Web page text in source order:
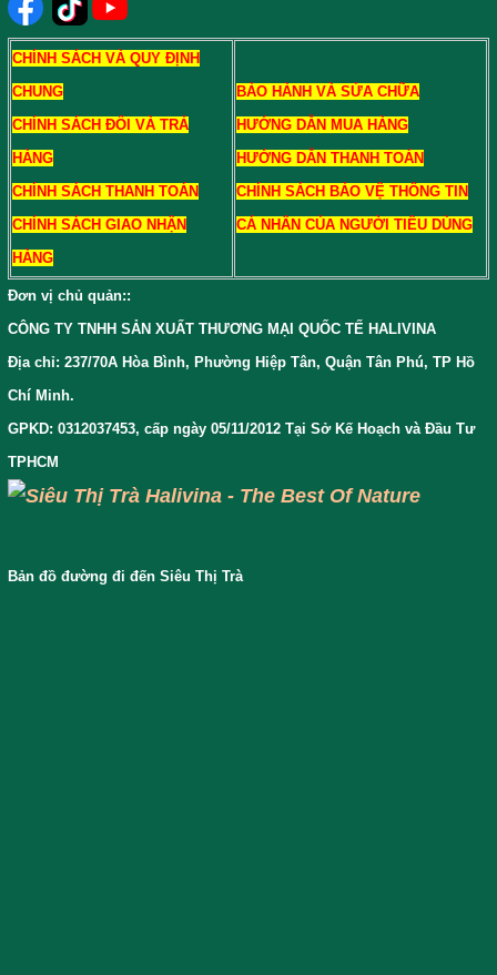
CHÍNH SÁCH VÀ QUY ĐỊNH
CHUNG
CHÍNH SÁCH ĐỔI VÀ TRẢ
HÀNG
CHÍNH SÁCH THANH TOÁN
CHÍNH SÁCH GIAO NHẬN
HÀNG
BẢO HÀNH VÀ SỬA CHỮA
HƯỚNG DẪN MUA HÀNG
HƯỚNG DẪN THANH TOÁN
CHÍNH SÁCH BẢO VỆ THÔNG TIN
CÁ NHÂN CỦA NGƯỜI TIÊU DÙNG
Đơn vị chủ quản::
CÔNG TY TNHH SẢN XUẤT THƯƠNG MẠI QUỐC TẾ HALIVINA
Địa chỉ: 237/70A Hòa Bình, Phường Hiệp Tân, Quận Tân Phú, TP Hồ
Chí Minh.
GPKD: 0312037453, cấp ngày 05/11/2012 Tại Sở Kế Hoạch và Đầu Tư
TPHCM
Bản đồ đường đi đến Siêu Thị Trà